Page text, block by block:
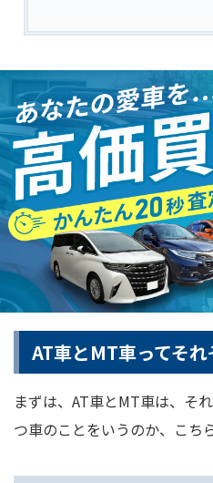
AT車とMT車ってそれ
まずは、AT車とMT車は、そ
つ車のことをいうのか、こち